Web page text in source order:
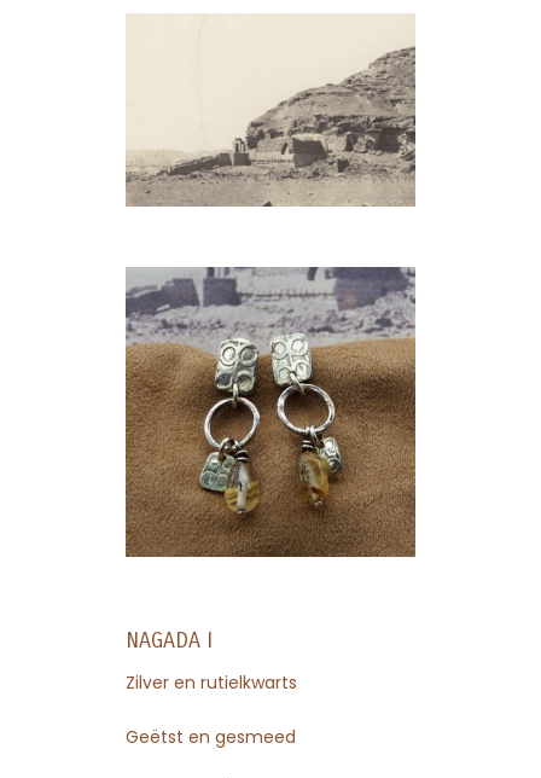
NAGADA I
Zilver en rutielkwarts
Geëtst en gesmeed